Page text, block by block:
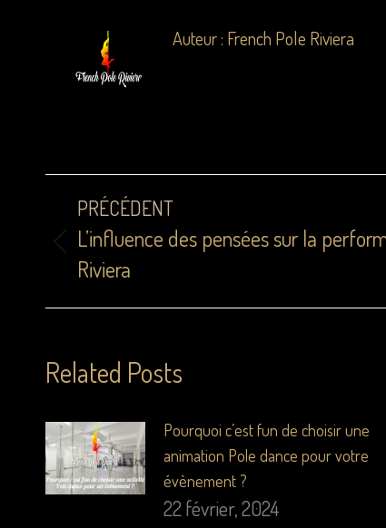
Auteur : French Pole Riviera
PRÉCÉDENT
L’influence des pensées sur la
Riviera
Related Posts
Pourquoi c’est fun de choisir une
animation Pole dance pour votre
évènement ?
22 février, 2024